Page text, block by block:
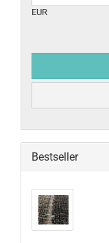
EUR
Bestseller